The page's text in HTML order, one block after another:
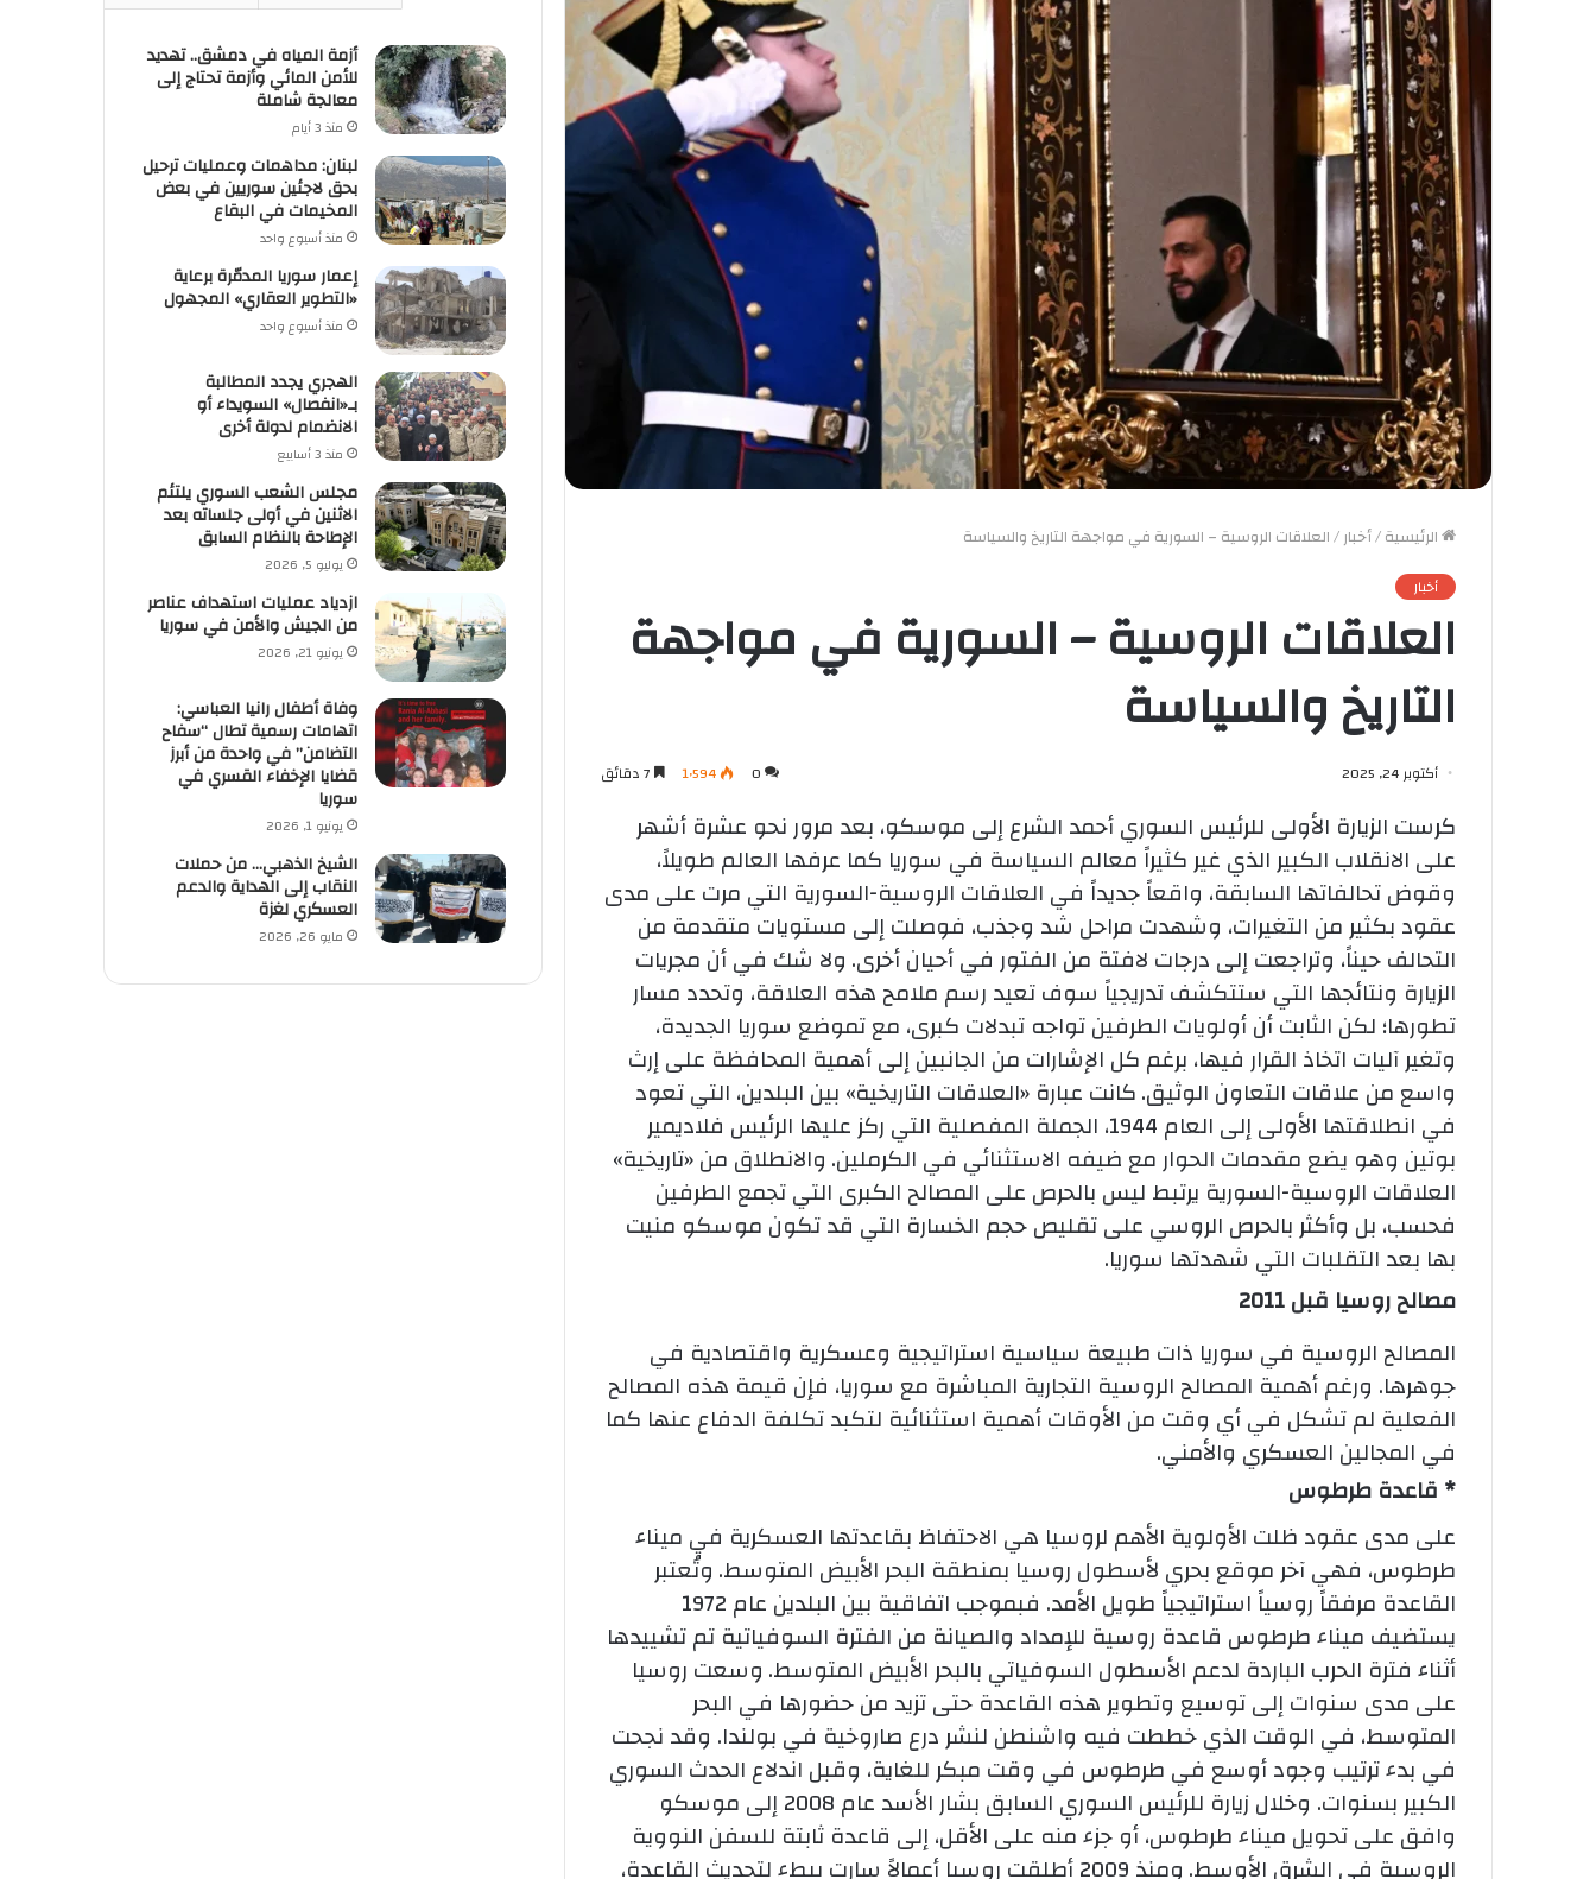
الرئيسية/أخبار/العلاقات الروسية – السورية في مواجهة التاريخ والسياسة
أخبار
العلاقات الروسية – السورية في مواجهة
التاريخ والسياسة
أكتوبر 24, 2025 0 1٬594
كرست الزيارة الأولى للرئيس السوري أحمد الشرع إلى موسكو، بعد مرور نحو عشرة أشهر
على الانقلاب الكبير الذي غير كثيراً معالم السياسة في سوريا كما عرفها العالم طويلاً،
وقوض تحالفاتها السابقة، واقعاً جديداً في العلاقات الروسية-السورية التي مرت على مدى
عقود بكثير من التغيرات، وشهدت مراحل شد وجذب، فوصلت إلى مستويات متقدمة من
التحالف حيناً، وتراجعت إلى درجات لافتة من الفتور في أحيان أخرى. ولا شك في أن مجريات
الزيارة ونتائجها التي ستتكشف تدريجياً سوف تعيد رسم ملامح هذه العلاقة، وتحدد مسار
تطورها؛ لكن الثابت أن أولويات الطرفين تواجه تبدلات كبرى، مع تموضع سوريا الجديدة،
وتغير آليات اتخاذ القرار فيها، برغم كل الإشارات من الجانبين إلى أهمية المحافظة على إرث
واسع من علاقات التعاون الوثيق.كانت عبارة «العلاقات التاريخية» بين البلدين، التي تعود
في انطلاقتها الأولى إلى العام 1944، الجملة المفصلية التي ركز عليها الرئيس فلاديمير
بوتين وهو يضع مقدمات الحوار مع ضيفه الاستثنائي في الكرملين. والانطلاق من «تاريخية»
العلاقات الروسية-السورية يرتبط ليس بالحرص على المصالح الكبرى التي تجمع الطرفين
فحسب، بل وأكثر بالحرص الروسي على تقليص حجم الخسارة التي قد تكون موسكو منيت
بها بعد التقلبات التي شهدتها سوريا.
مصالح روسيا قبل 2011
المصالح الروسية في سوريا ذات طبيعة سياسية استراتيجية وعسكرية واقتصادية في
جوهرها. ورغم أهمية المصالح الروسية التجارية المباشرة مع سوريا، فإن قيمة هذه المصالح
الفعلية لم تشكل في أي وقت من الأوقات أهمية استثنائية لتكبد تكلفة الدفاع عنها كما
في المجالين العسكري والأمني.
* قاعدة طرطوس
على مدى عقود ظلت الأولوية الأهم لروسيا هي الاحتفاظ بقاعدتها العسكرية في ميناء
طرطوس، فهي آخر موقع بحري لأسطول روسيا بمنطقة البحر الأبيض المتوسط. وتُعتبر
القاعدة مرفقاً روسياً استراتيجياً طويل الأمد. فبموجب اتفاقية بين البلدين عام 1972
يستضيف ميناء طرطوس قاعدة روسية للإمداد والصيانة من الفترة السوفياتية تم تشييدها
أثناء فترة الحرب الباردة لدعم الأسطول السوفياتي بالبحر الأبيض المتوسط. وسعت روسيا
على مدى سنوات إلى توسيع وتطوير هذه القاعدة حتى تزيد من حضورها في البحر
المتوسط، في الوقت الذي خططت فيه واشنطن لنشر درع صاروخية في بولندا. وقد نجحت
في بدء ترتيب وجود أوسع في طرطوس في وقت مبكر للغاية، وقبل اندلاع الحدث السوري
الكبير بسنوات. وخلال زيارة للرئيس السوري السابق بشار الأسد عام 2008 إلى موسكو
وافق على تحويل ميناء طرطوس، أو جزء منه على الأقل، إلى قاعدة ثابتة للسفن النووية
الروسية في الشرق الأوسط.
ومنذ 2009 أطلقت روسيا أعمالاً سارت ببطء لتحديث القاعدة،
أزمة المياه في دمشق.. تهديد
للأمن المائي وأزمة تحتاج إلى
معالجة شاملة
منذ 3 أيام
لبنان: مداهمات وعمليات ترحيل
بحق لاجئين سوريين في بعض
المخيمات في البقاع
منذ أسبوع واحد
إعمار سوريا المدمّرة برعاية
«التطوير العقاري» المجهول
منذ أسبوع واحد
الهجري يجدد المطالبة
بـ«انفصال» السويداء أو
الانضمام لدولة أخرى
منذ 3 أسابيع
مجلس الشعب السوري يلتئم
الاثنين في أولى جلساته بعد
الإطاحة بالنظام السابق
يوليو 5, 2026
ازدياد عمليات استهداف عناصر
من الجيش والأمن في سوريا
يونيو 21, 2026
وفاة أطفال رانيا العباسي:
اتهامات رسمية تطال “سفاح
التضامن” في واحدة من أبرز
قضايا الإخفاء القسري في
سوريا
يونيو 1, 2026
الشيخ الذهبي… من حملات
النقاب إلى الهداية والدعم
العسكري لغزة
مايو 26, 2026